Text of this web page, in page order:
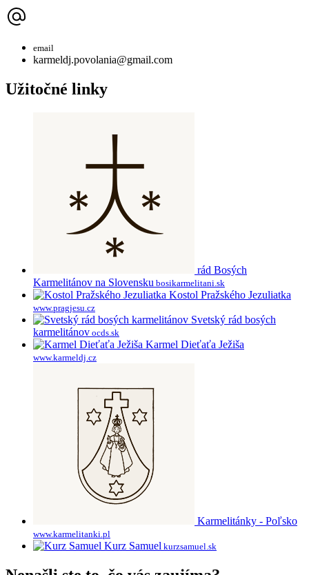
email
karmeldj.povolania@gmail.com
Užitočné linky
rád Bosých
Karmelitánov na Slovensku bosikarmelitani.sk
Kostol Pražského Jezuliatka
www.pragjesu.cz
Svetský rád bosých
karmelitánov ocds.sk
Karmel Dieťaťa Ježiša
www.karmeldj.cz
Karmelitánky - Poľsko
www.karmelitanki.pl
Kurz Samuel kurzsamuel.sk